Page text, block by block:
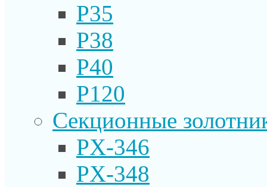
P35
P38
P40
P120
Секционные
PX-346
PX-348